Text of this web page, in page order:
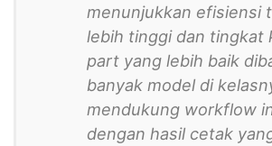
menunjukkan efisiensi
lebih tinggi dan tingkat
part yang lebih baik
banyak model di
mendukung workflow
dengan hasil cetak